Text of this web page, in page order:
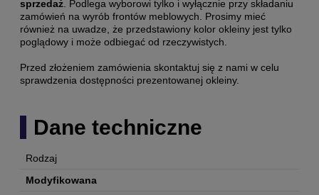
sprzedaż . Podlega wyborowi tylko i wyłącznie przy składaniu
zamówień na wyrób frontów meblowych. Prosimy mieć
również na uwadze, że przedstawiony kolor okleiny jest tylko
poglądowy i może odbiegać od rzeczywistych.
Przed złożeniem zamówienia skontaktuj się z nami w celu
sprawdzenia dostępności prezentowanej okleiny.
Dane techniczne
Rodzaj
Modyfikowana